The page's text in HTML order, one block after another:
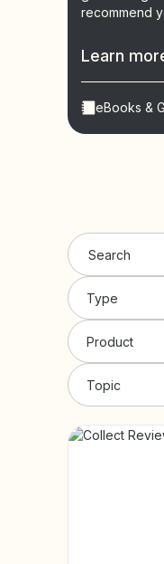
recommend
Learn
eBooks &
Type
Product
Topic